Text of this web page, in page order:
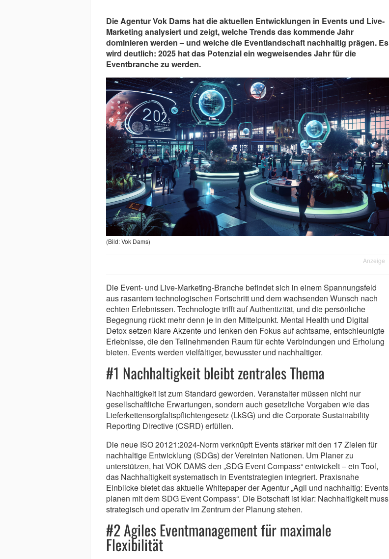
Die Agentur Vok Dams hat die aktuellen Entwicklungen in Events und Live-
Marketing analysiert und zeigt, welche Trends das kommende Jahr
dominieren werden – und welche die Eventlandschaft nachhaltig prägen. Es
wird deutlich: 2025 hat das Potenzial ein wegweisendes Jahr für die
Eventbranche zu werden.
(Bild: Vok Dams)
Anzeige
Die Event- und Live-Marketing-Branche befindet sich in einem Spannungsfeld
aus rasantem technologischen Fortschritt und dem wachsenden Wunsch nach
echten Erlebnissen. Technologie trifft auf Authentizität, und die persönliche
Begegnung rückt mehr denn je in den Mittelpunkt. Mental Health und Digital
Detox setzen klare Akzente und lenken den Fokus auf achtsame, entschleunigte
Erlebnisse, die den Teilnehmenden Raum für echte Verbindungen und Erholung
bieten. Events werden vielfältiger, bewusster und nachhaltiger.
#1 Nachhaltigkeit bleibt zentrales Thema
Nachhaltigkeit ist zum Standard geworden. Veranstalter müssen nicht nur
gesellschaftliche Erwartungen, sondern auch gesetzliche Vorgaben wie das
Lieferkettensorgfaltspflichtengesetz (LkSG) und die Corporate Sustainability
Reporting Directive (CSRD) erfüllen.
Die neue ISO 20121:2024-Norm verknüpft Events stärker mit den 17 Zielen für
nachhaltige Entwicklung (SDGs) der Vereinten Nationen. Um Planer zu
unterstützen, hat VOK DAMS den „SDG Event Compass“ entwickelt – ein Tool,
das Nachhaltigkeit systematisch in Eventstrategien integriert. Praxisnahe
Einblicke bietet das aktuelle Whitepaper der Agentur „Agil und nachhaltig: Events
planen mit dem SDG Event Compass“. Die Botschaft ist klar: Nachhaltigkeit muss
strategisch und operativ im Zentrum der Planung stehen.
#2 Agiles Eventmanagement für maximale
Flexibilität